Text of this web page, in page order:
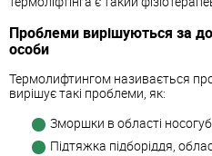
Проблеми вирішуються за
особи
Термолифтингом називається
вирішує такі проблеми, як:
Зморшки в області
Підтяжка підборіддя,